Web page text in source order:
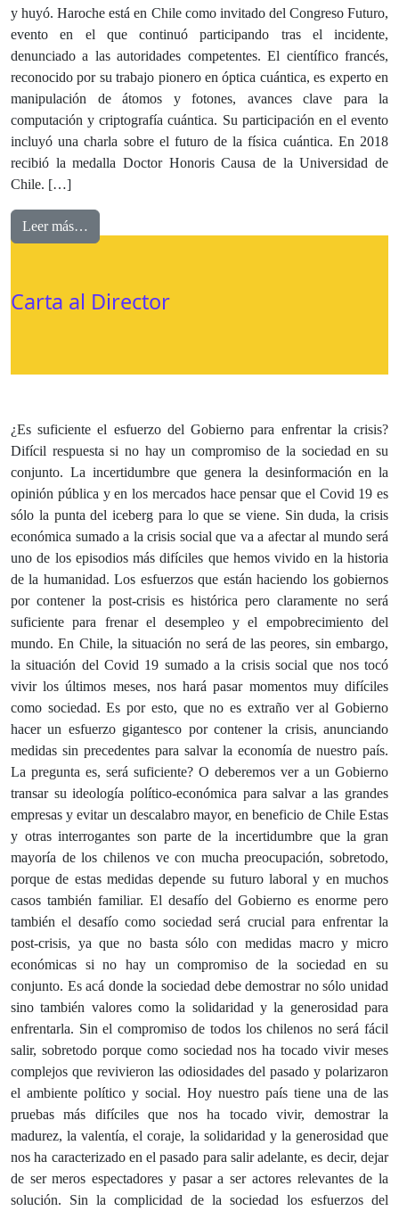
y huyó. Haroche está en Chile como invitado del Congreso Futuro,
evento en el que continuó participando tras el incidente,
denunciado a las autoridades competentes. El científico francés,
reconocido por su trabajo pionero en óptica cuántica, es experto en
manipulación de átomos y fotones, avances clave para la
computación y criptografía cuántica. Su participación en el evento
incluyó una charla sobre el futuro de la física cuántica. En 2018
recibió la medalla Doctor Honoris Causa de la Universidad de
Chile. […]
Leer más…
Carta al Director
¿Es suficiente el esfuerzo del Gobierno para enfrentar la crisis?
Difícil respuesta si no hay un compromiso de la sociedad en su
conjunto. La incertidumbre que genera la desinformación en la
opinión pública y en los mercados hace pensar que el Covid 19 es
sólo la punta del iceberg para lo que se viene. Sin duda, la crisis
económica sumado a la crisis social que va a afectar al mundo será
uno de los episodios más difíciles que hemos vivido en la historia
de la humanidad. Los esfuerzos que están haciendo los gobiernos
por contener la post-crisis es histórica pero claramente no será
suficiente para frenar el desempleo y el empobrecimiento del
mundo. En Chile, la situación no será de las peores, sin embargo,
la situación del Covid 19 sumado a la crisis social que nos tocó
vivir los últimos meses, nos hará pasar momentos muy difíciles
como sociedad. Es por esto, que no es extraño ver al Gobierno
hacer un esfuerzo gigantesco por contener la crisis, anunciando
medidas sin precedentes para salvar la economía de nuestro país.
La pregunta es, será suficiente? O deberemos ver a un Gobierno
transar su ideología político-económica para salvar a las grandes
empresas y evitar un descalabro mayor, en beneficio de Chile Estas
y otras interrogantes son parte de la incertidumbre que la gran
mayoría de los chilenos ve con mucha preocupación, sobretodo,
porque de estas medidas depende su futuro laboral y en muchos
casos también familiar. El desafío del Gobierno es enorme pero
también el desafío como sociedad será crucial para enfrentar la
post-crisis, ya que no basta sólo con medidas macro y micro
económicas si no hay un compromiso de la sociedad en su
conjunto. Es acá donde la sociedad debe demostrar no sólo unidad
sino también valores como la solidaridad y la generosidad para
enfrentarla. Sin el compromiso de todos los chilenos no será fácil
salir, sobretodo porque como sociedad nos ha tocado vivir meses
complejos que revivieron las odiosidades del pasado y polarizaron
el ambiente político y social. Hoy nuestro país tiene una de las
pruebas más difíciles que nos ha tocado vivir, demostrar la
madurez, la valentía, el coraje, la solidaridad y la generosidad que
nos ha caracterizado en el pasado para salir adelante, es decir, dejar
de ser meros espectadores y pasar a ser actores relevantes de la
solución. Sin la complicidad de la sociedad los esfuerzos del